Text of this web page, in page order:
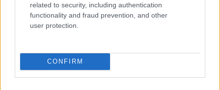
related to security, including authentication
functionality and fraud prevention, and other
user protection.
CONFIRM
A Denevér Barlangjában
Codeine Velvet Club: Hollywood